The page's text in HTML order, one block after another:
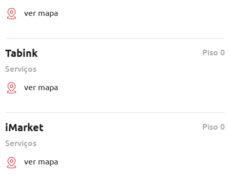
ver mapa
Tabink
Piso 0
Serviços
ver mapa
iMarket
Piso 0
Serviços
ver mapa